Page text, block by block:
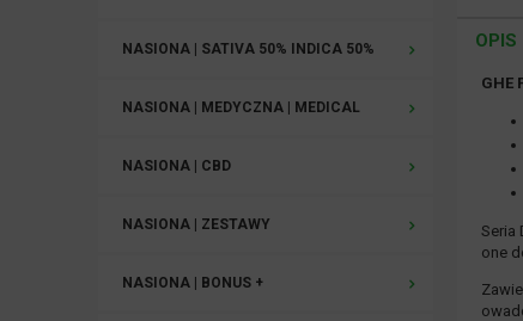
NASIONA | SATIVA 50% INDICA 50%
NASIONA | MEDYCZNA | MEDICAL
NASIONA | CBD
NASIONA | ZESTAWY
NASIONA | BONUS +
OPIS
GHE
Seria
one